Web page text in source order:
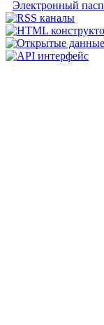
Электронный